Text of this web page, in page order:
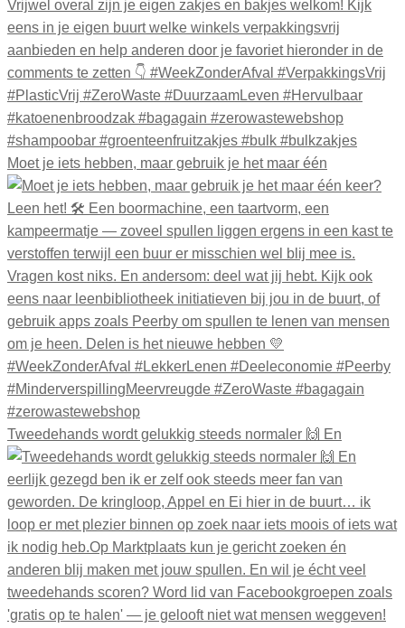
Moet je iets hebben, maar gebruik je het maar één
Tweedehands wordt gelukkig steeds normaler 🙌 En